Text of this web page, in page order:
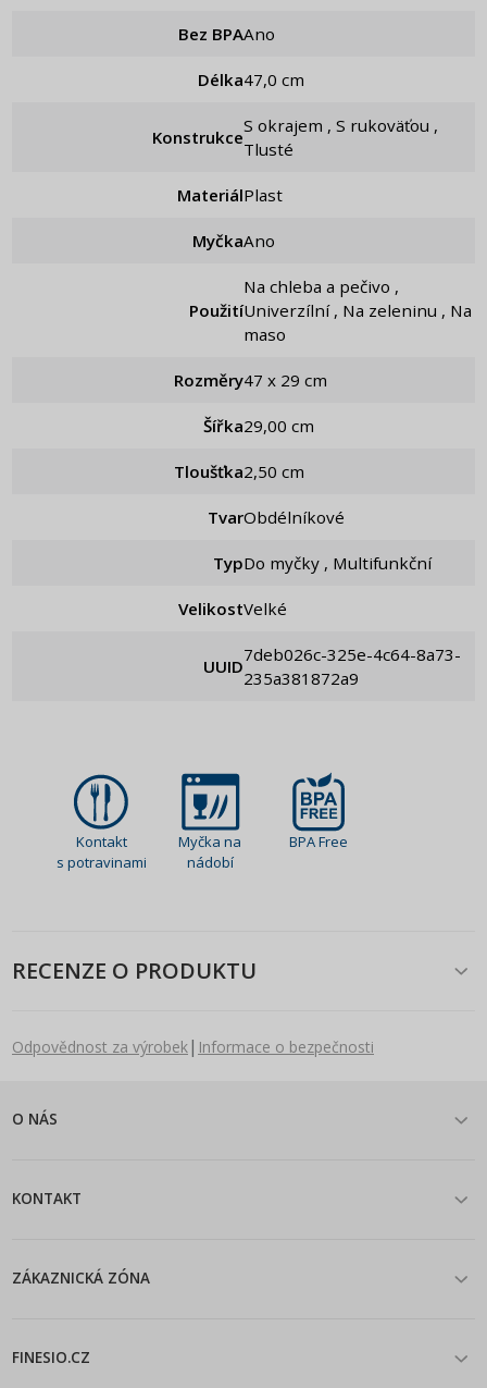
Bez BPA Ano
Délka 47,0 cm
Konstrukce
S okrajem , S rukoväťou ,
Tlusté
Materiál Plast
Myčka Ano
Použití
Na chleba a pečivo ,
Univerzílní , Na zeleninu , Na
maso
Rozměry 47 x 29 cm
Šířka 29,00 cm
Tloušťka 2,50 cm
Tvar Obdélníkové
Typ Do myčky , Multifunkční
Velikost Velké
UUID
7deb026c-325e-4c64-8a73-
235a381872a9
Kontakt
s potravinami
Myčka na
nádobí
BPA Free
RECENZE O PRODUKTU
Odpovědnost za výrobek| Informace o bezpečnosti
O NÁS
KONTAKT
ZÁKAZNICKÁ ZÓNA
FINESIO.CZ